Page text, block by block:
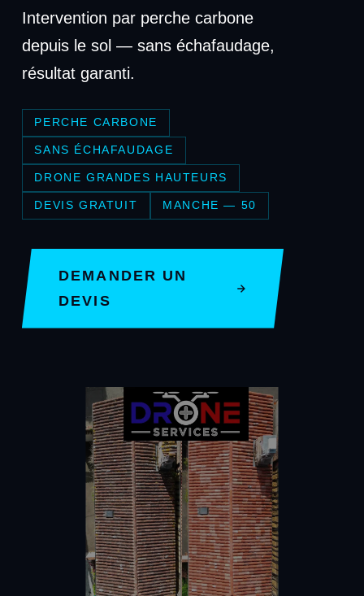
Intervention par perche carbone
depuis le sol — sans échafaudage,
résultat garanti.
PERCHE CARBONE
SANS ÉCHAFAUDAGE
DRONE GRANDES HAUTEURS
DEVIS GRATUIT MANCHE — 50
DEMANDER UN
DEVIS